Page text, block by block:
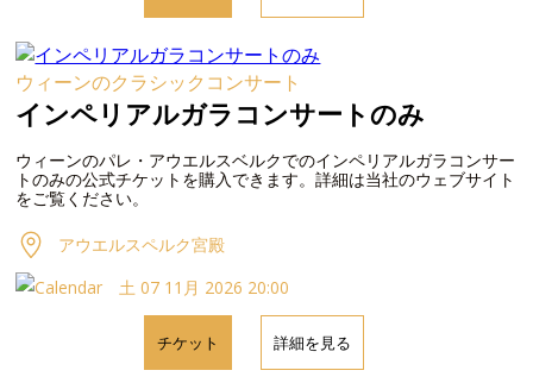
ウィーンのクラシックコンサート
インペリアルガラコンサートのみ
ウィーンのパレ・アウエルスベルクでのインペリアルガラコンサー
トのみの公式チケットを購入できます。詳細は当社のウェブサイト
をご覧ください。
アウエルスペルク宮殿
土 07 11月 2026 20:00
チケット 詳細を見る